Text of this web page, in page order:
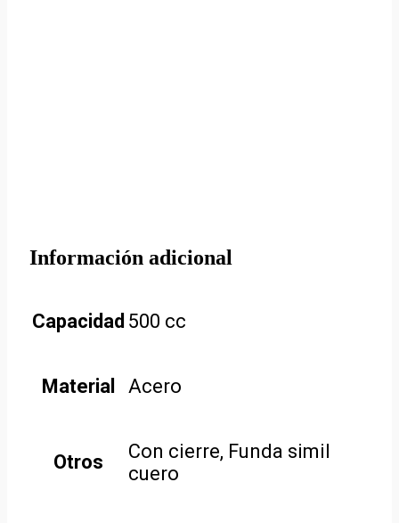
Información adicional
Capacidad 500 cc
Material Acero
Otros
Con cierre, Funda simil
cuero